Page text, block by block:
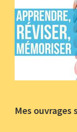
Mes ouvrages